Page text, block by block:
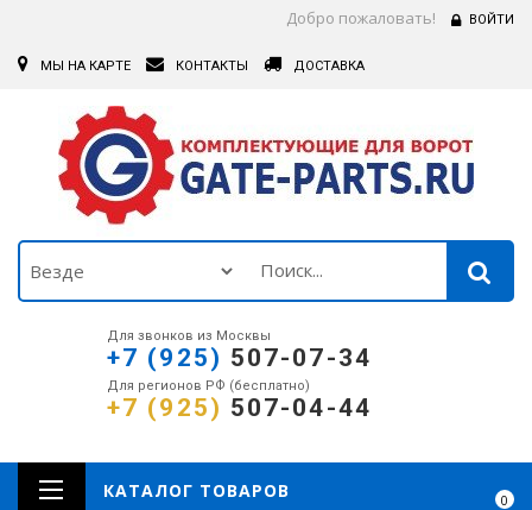
Добро пожаловать! ВОЙТИ
МЫ НА КАРТЕ КОНТАКТЫ ДОСТАВКА
Для звонков из Москвы
+7 (925) 507-07-34
Для регионов РФ (бесплатно)
+7 (925) 507-04-44
0
КАТАЛОГ ТОВАРОВ